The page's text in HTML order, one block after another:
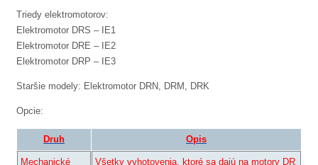
Triedy elektromotorov:
Elektromotor DRS – IE1
Elektromotor DRE – IE2
Elektromotor DRP – IE3
Staršie modely: Elektromotor DRN, DRM, DRK
Opcie:
Druh Opis
Mechanické
Všetky vyhotovenia, ktoré sa dajú na motory DR